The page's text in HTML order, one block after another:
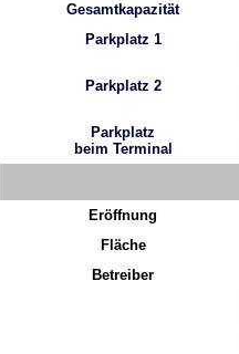
Gesamtkapazität
Parkplatz 1
Parkplatz 2
Parkplatz
beim Terminal
Eröffnung
Fläche
Betreiber